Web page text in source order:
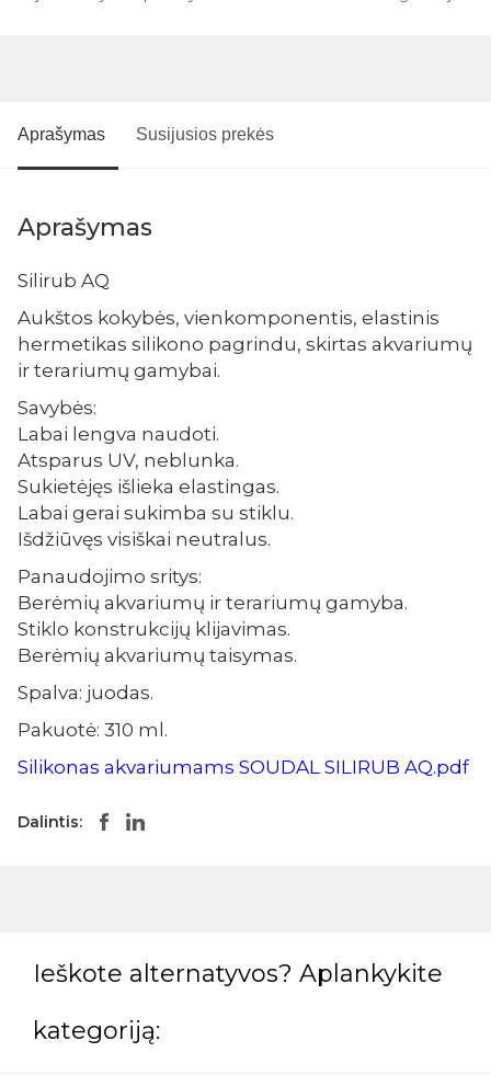
Aprašymas Susijusios prekės
Aprašymas
Silirub AQ
Aukštos kokybės, vienkomponentis, elastinis
hermetikas silikono pagrindu, skirtas akvariumų
ir terariumų gamybai.
Savybės:
Labai lengva naudoti.
Atsparus UV, neblunka.
Sukietėjęs išlieka elastingas.
Labai gerai sukimba su stiklu.
Išdžiūvęs visiškai neutralus.
Panaudojimo sritys:
Berėmių akvariumų ir terariumų gamyba.
Stiklo konstrukcijų klijavimas.
Berėmių akvariumų taisymas.
Spalva: juodas.
Pakuotė: 310 ml.
Silikonas akvariumams SOUDAL SILIRUB AQ.pdf
Dalintis:
Ieškote alternatyvos? Aplankykite
kategoriją: